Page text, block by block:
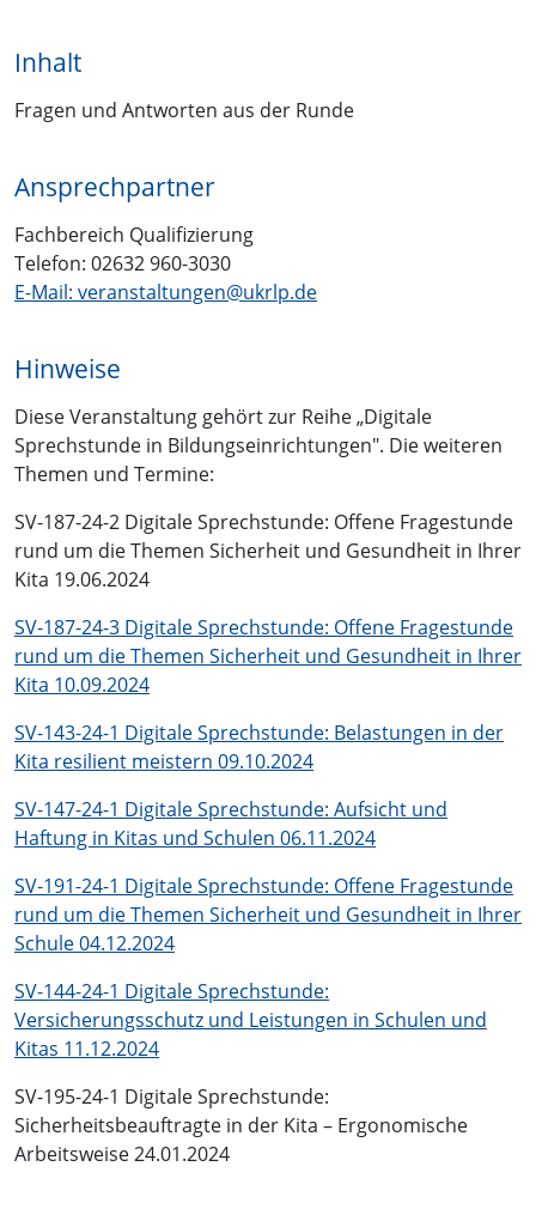
Inhalt
Fragen und Antworten aus der Runde
Ansprechpartner
Fachbereich Qualifizierung
Telefon: 02632 960-3030
E-Mail: veranstaltungen@ukrlp.de
Hinweise
Diese Veranstaltung gehört zur Reihe „Digitale
Sprechstunde in Bildungseinrichtungen". Die weiteren
Themen und Termine:
SV-187-24-2 Digitale Sprechstunde: Offene Fragestunde
rund um die Themen Sicherheit und Gesundheit in Ihrer
Kita 19.06.2024
SV-187-24-3 Digitale Sprechstunde: Offene Fragestunde
rund um die Themen Sicherheit und Gesundheit in Ihrer
Kita 10.09.2024
SV-143-24-1 Digitale Sprechstunde: Belastungen in der
Kita resilient meistern 09.10.2024
SV-147-24-1 Digitale Sprechstunde: Aufsicht und
Haftung in Kitas und Schulen 06.11.2024
SV-191-24-1 Digitale Sprechstunde: Offene Fragestunde
rund um die Themen Sicherheit und Gesundheit in Ihrer
Schule 04.12.2024
SV-144-24-1 Digitale Sprechstunde:
Versicherungsschutz und Leistungen in Schulen und
Kitas 11.12.2024
SV-195-24-1 Digitale Sprechstunde:
Sicherheitsbeauftragte in der Kita – Ergonomische
Arbeitsweise 24.01.2024